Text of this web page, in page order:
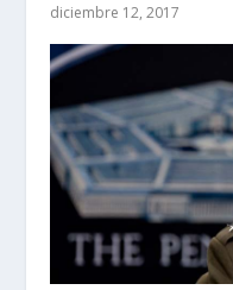
diciembre 12, 2017